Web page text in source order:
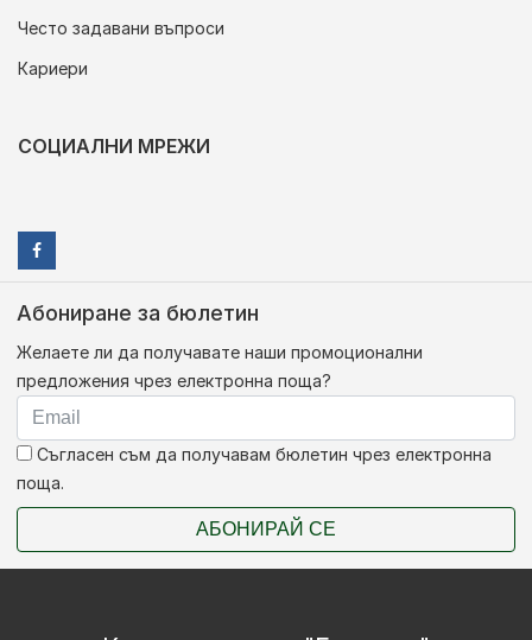
Често задавани въпроси
Кариери
СОЦИАЛНИ МРЕЖИ
Абониране за бюлетин
Желаете ли да получавате наши промоционални
предложения чрез електронна поща?
Съгласен съм да получавам бюлетин чрез електронна
поща.
АБОНИРАЙ СЕ